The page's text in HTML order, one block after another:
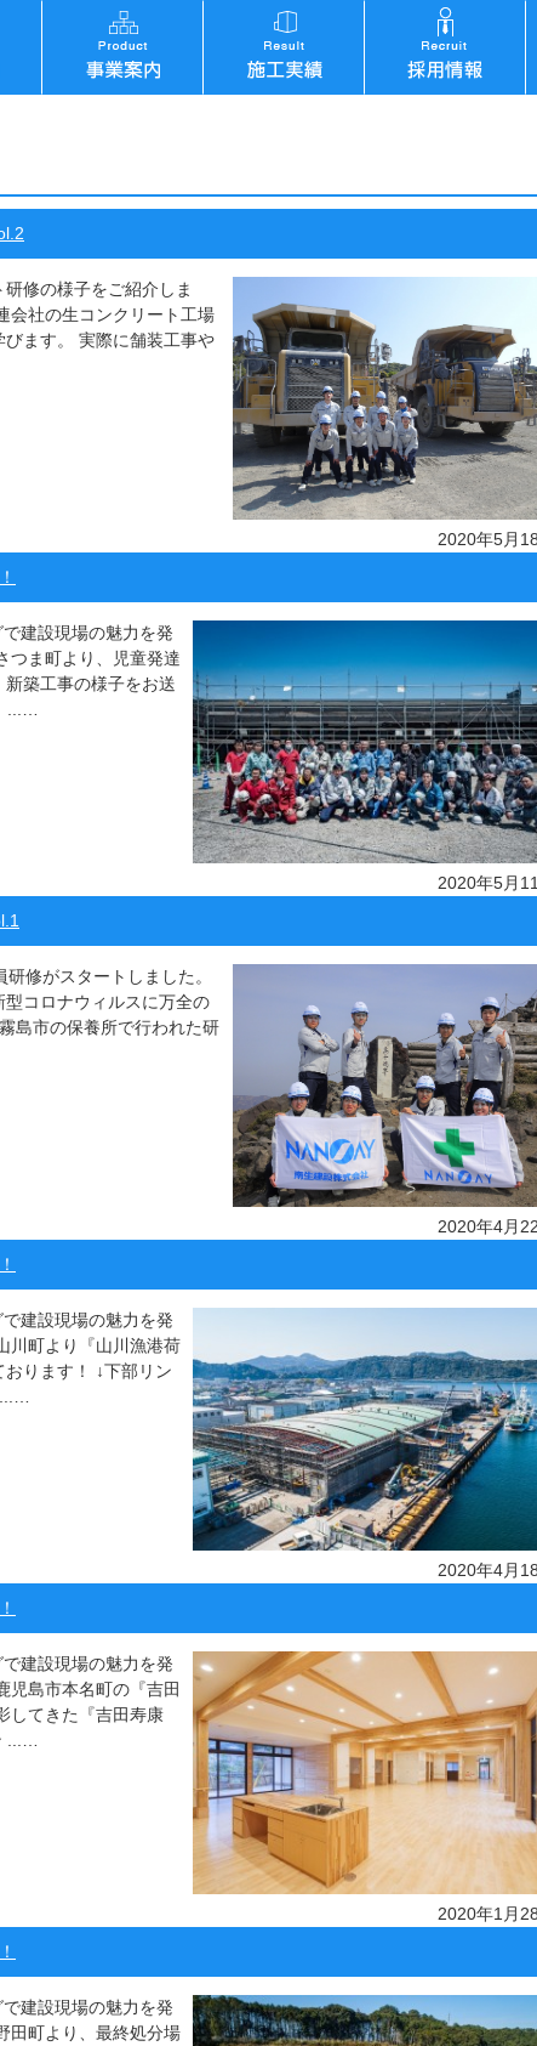
修の様子をご紹介しま
会社の生コンクリート工場
ます。 実際に舗装工事や
2020年5月
建設現場の魅力を発
つま町より、児童発達
築工事の様子をお送
...…
2020年5月
修がスタートしました。
コロナウィルスに万全の
島市の保養所で行われた研
2020年4月
建設現場の魅力を発
川町より『山川漁港荷
ります！ ↓下部リン
2020年4月
建設現場の魅力を発
児島市本名町の『吉田
してきた『吉田寿康
...…
2020年1月
建設現場の魅力を発
田町より、最終処分場